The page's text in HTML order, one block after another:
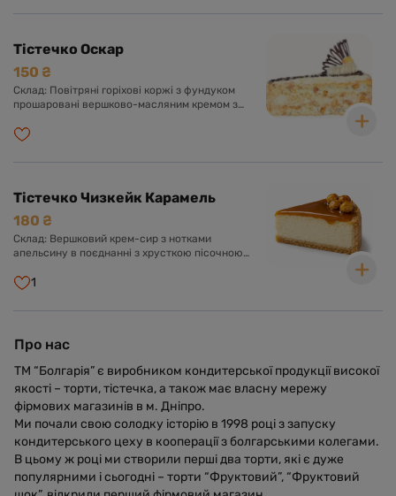
Тістечко Оскар
150 ₴
Склад: Повітряні горіхові коржі з фундуком
прошаровані вершково-масляним кремом з
Оформлено кремом, шоколадною глазур'ю та
Тістечко Чизкейк Карамель
180 ₴
Склад: Вершковий крем-сир з нотками
апельсину в поєднанні з хрусткою пісочною
1
Про нас
ТМ “Болгарія” є виробником кондитерської продукції високої
якості – торти, тістечка, а також має власну мережу
фірмових магазинів в м. Дніпро.
Ми почали свою солодку історію в 1998 році з запуску
кондитерського цеху в кооперації з болгарськими колегами.
В цьому ж році ми створили перші два торти, які є дуже
популярними і сьогодні – торти “Фруктовий”, “Фруктовий